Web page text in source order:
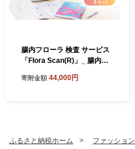
腸内フローラ 検査 サービス
「Flora Scan(R)」_ 腸内フ
腸内環境 Flora Scan 検査サ
寄附金額 44,000円
ふるさと納税ホーム ファッション